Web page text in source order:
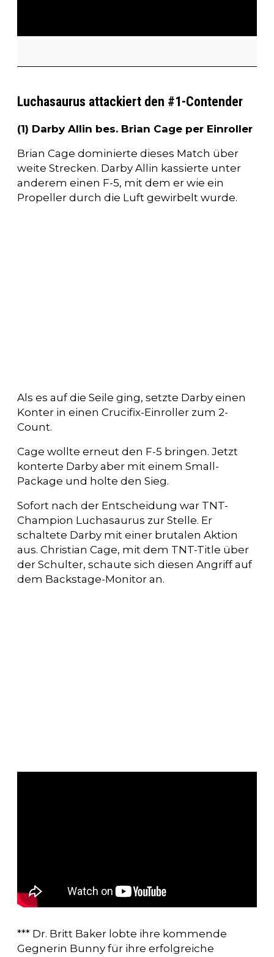
Luchasaurus attackiert den #1-Contender
(1) Darby Allin bes. Brian Cage per Einroller
Brian Cage dominierte dieses Match über
weite Strecken. Darby Allin kassierte unter
anderem einen F-5, mit dem er wie ein
Propeller durch die Luft gewirbelt wurde.
Als es auf die Seile ging, setzte Darby einen
Konter in einen Crucifix-Einroller zum 2-
Count.
Cage wollte erneut den F-5 bringen. Jetzt
konterte Darby aber mit einem Small-
Package und holte den Sieg.
Sofort nach der Entscheidung war TNT-
Champion Luchasaurus zur Stelle. Er
schaltete Darby mit einer brutalen Aktion
aus. Christian Cage, mit dem TNT-Title über
der Schulter, schaute sich diesen Angriff auf
dem Backstage-Monitor an.
*** Dr. Britt Baker lobte ihre kommende
Gegnerin Bunny für ihre erfolgreiche